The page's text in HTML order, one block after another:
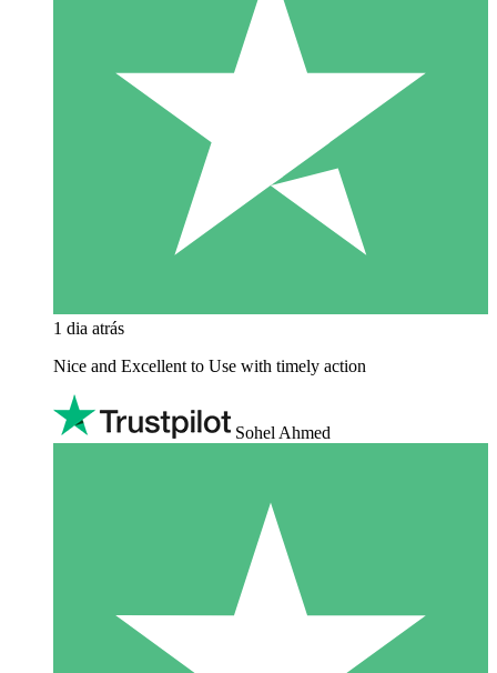
1 dia atrás
Nice and Excellent to Use with timely action
Sohel Ahmed